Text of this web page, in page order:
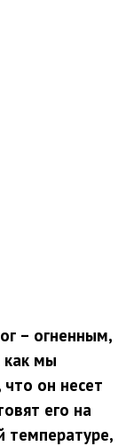
– огненным,
мы
он несет
его на
температуре,